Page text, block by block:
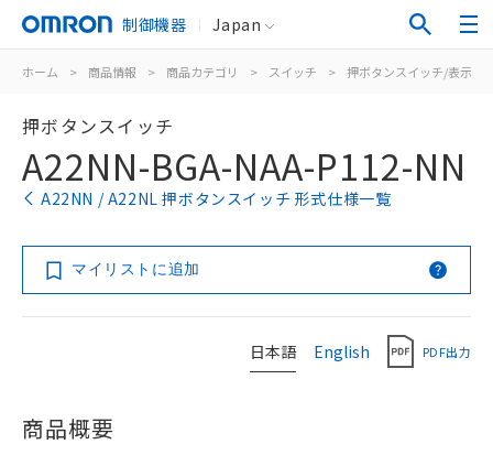
制御機器 Japan
ホーム > 商品情報 > 商品カテゴリ > スイッチ > 押ボタンスイッチ/表示灯
押ボタンスイッチ
A22NN-BGA-NAA-P112-NN
A22NN / A22NL 押ボタンスイッチ 形式仕様一覧
マイリストに追加
日本語 English PDF出力
商品概要